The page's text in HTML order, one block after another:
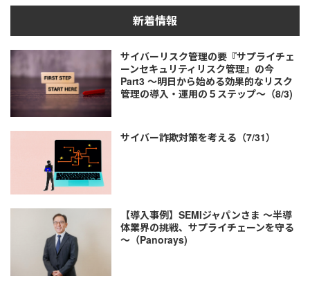
新着情報
サイバーリスク管理の要『サプライチェ
ーンセキュリティリスク管理』の今
Part3 ～明日から始める効果的なリスク
管理の導入・運用の５ステップ～（8/3)
サイバー詐欺対策を考える（7/31）
【導入事例】SEMIジャパンさま ～半導
体業界の挑戦、サプライチェーンを守る
～（Panorays)